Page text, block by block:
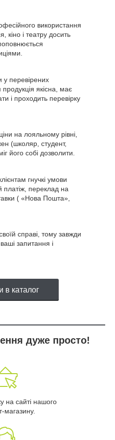
використання
кіно і театру досить
у перевірених
продукція якісна, має
і проходить перевірку
на лояльному рівні,
(школяр, студент,
його собі дозволити.
гнучкі умови
переклад на
( «Нова Пошта»,
справі, тому завжди
ваші запитання і
в каталог
дуже просто!
на сайті нашого
магазину.